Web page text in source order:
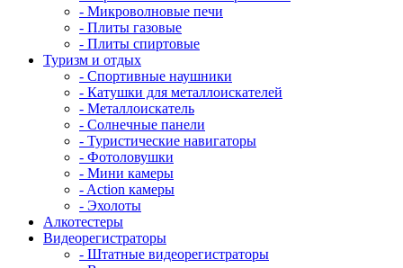
- Микроволновые печи
- Плиты газовые
- Плиты спиртовые
Туризм и отдых
- Cпортивные наушники
- Катушки для металлоискателей
- Металлоискатель
- Солнечные панели
- Туристические навигаторы
- Фотоловушки
- Мини камеры
- Action камеры
- Эхолоты
Алкотестеры
Видеорегистраторы
- Штатные видеорегистраторы